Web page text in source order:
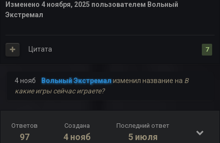
Изменено 4 ноября, 2025 пользователем Вольный
Экстремал
7
Цитата
4 нояб Вольный Экстремализменил название на В
какие игры сейчас играете?
Ответов
97
Создана
4 нояб
Последний ответ
5 июля